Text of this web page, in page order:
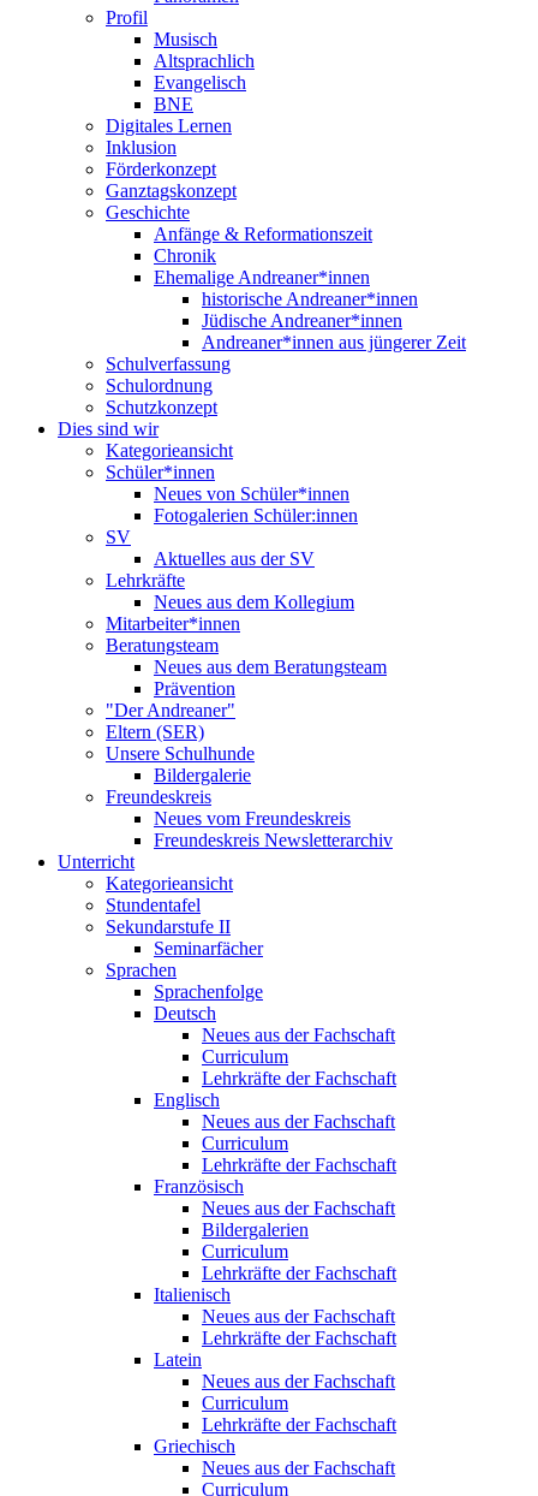
Profil
Musisch
Altsprachlich
Evangelisch
BNE
Digitales Lernen
Inklusion
Förderkonzept
Ganztagskonzept
Geschichte
Anfänge & Reformationszeit
Chronik
Ehemalige Andreaner*innen
historische Andreaner*innen
Jüdische Andreaner*innen
Andreaner*innen aus jüngerer Zeit
Schulverfassung
Schulordnung
Schutzkonzept
Dies sind wir
Kategorieansicht
Schüler*innen
Neues von Schüler*innen
Fotogalerien Schüler:innen
SV
Aktuelles aus der SV
Lehrkräfte
Neues aus dem Kollegium
Mitarbeiter*innen
Beratungsteam
Neues aus dem Beratungsteam
Prävention
"Der Andreaner"
Eltern (SER)
Unsere Schulhunde
Bildergalerie
Freundeskreis
Neues vom Freundeskreis
Freundeskreis Newsletterarchiv
Unterricht
Kategorieansicht
Stundentafel
Sekundarstufe II
Seminarfächer
Sprachen
Sprachenfolge
Deutsch
Neues aus der Fachschaft
Curriculum
Lehrkräfte der Fachschaft
Englisch
Neues aus der Fachschaft
Curriculum
Lehrkräfte der Fachschaft
Französisch
Neues aus der Fachschaft
Bildergalerien
Curriculum
Lehrkräfte der Fachschaft
Italienisch
Neues aus der Fachschaft
Lehrkräfte der Fachschaft
Latein
Neues aus der Fachschaft
Curriculum
Lehrkräfte der Fachschaft
Griechisch
Neues aus der Fachschaft
Curriculum